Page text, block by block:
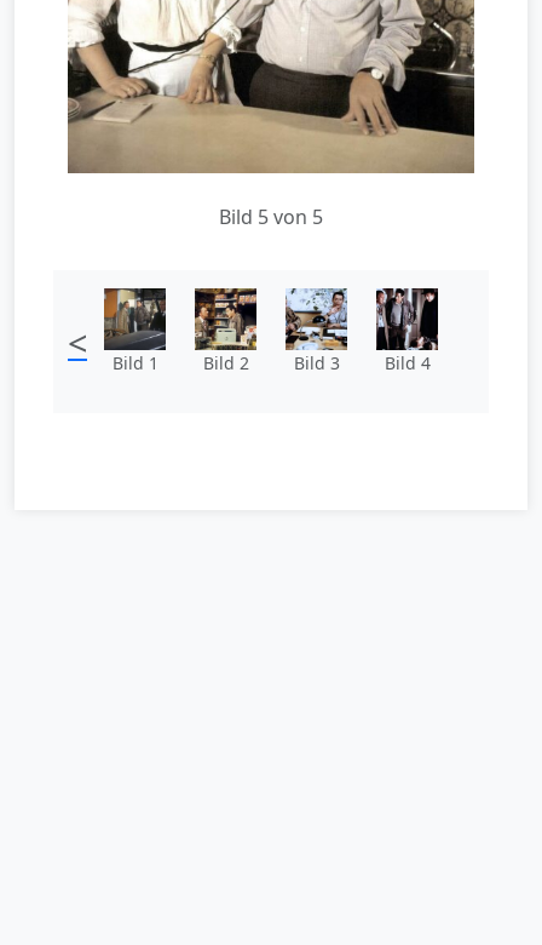
Bild 5 von 5
< Bild 1 Bild 2 Bild 3 Bild 4